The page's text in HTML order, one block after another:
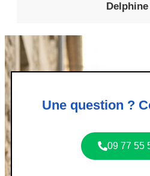
Delphine
Une question ?
09 77 55